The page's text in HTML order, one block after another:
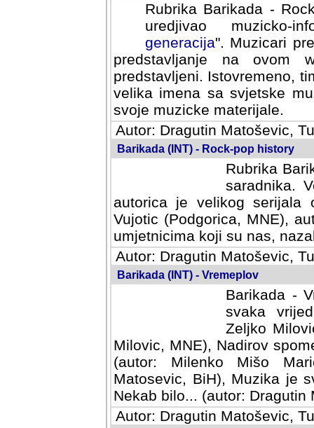
Rubrika Barikada -
uredjivao muzicko-
Muzicari predstavljeni u
na ovom web portalu
Istovremeno, tim nacinom
sa svjetske muzicke scene
materijale.
Autor: Dragutin Matoševic,
Barikada (INT) - Rock-pop history
Rubrika
saradnika.
autorica je velikog serijala
Vujotic (Podgorica, MNE),
umjetnicima koji su nas,
Autor: Dragutin Matoševic,
Barikada (INT) - Vremeplov
Barikada -
svaka
Milovic,
MNE), Nadirov spomenar
Milenko Mišo Maric, UK),
Muzika je svirala (autor:
(autor: Dragutin Matosevic,
Autor: Dragutin Matoševic,